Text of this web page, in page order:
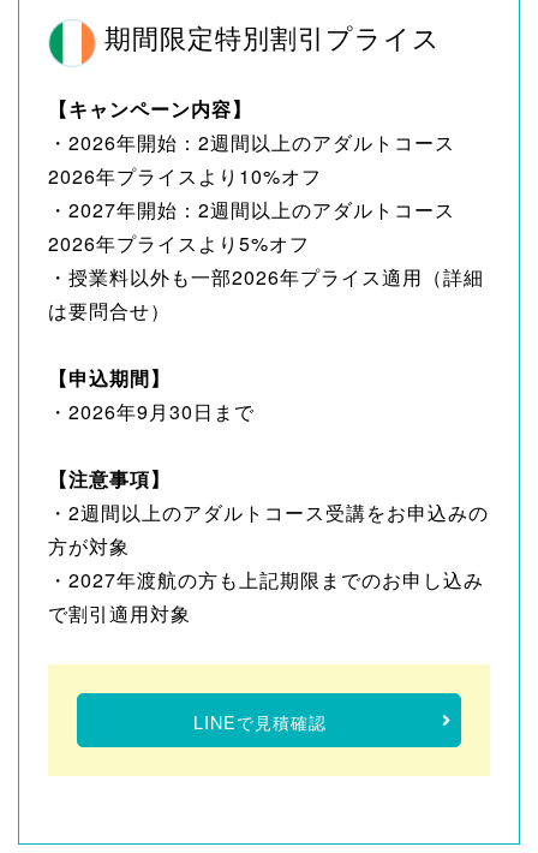
期間限定特別割引プライス
【キャンペーン内容】
・2026年開始：2週間以上のアダルトコース
2026年プライスより10%オフ
・2027年開始：2週間以上のアダルトコース
2026年プライスより5%オフ
・授業料以外も一部2026年プライス適用（詳細
は要問合せ）
【申込期間】
・2026年9月30日まで
【注意事項】
・2週間以上のアダルトコース受講をお申込みの
方が対象
・2027年渡航の方も上記期限までのお申し込み
で割引適用対象
LINEで見積確認